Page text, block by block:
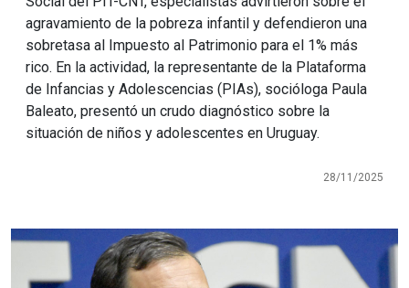
agravamiento de la pobreza infantil y defendieron una
sobretasa al Impuesto al Patrimonio para el 1% más
rico. En la actividad, la representante de la Plataforma
de Infancias y Adolescencias (PIAs), socióloga Paula
Baleato, presentó un crudo diagnóstico sobre la
situación de niños y adolescentes en Uruguay.
28/11/2025
Imagen